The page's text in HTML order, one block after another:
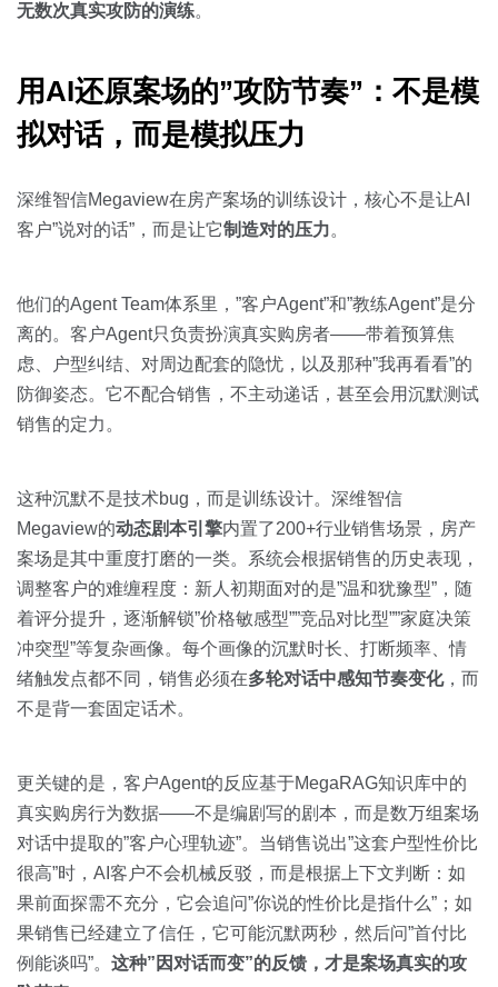
无数次真实攻防的演练。
用AI还原案场的”攻防节奏”：不是模
拟对话，而是模拟压力
深维智信Megaview在房产案场的训练设计，核心不是让AI
客户”说对的话”，而是让它制造对的压力。
他们的Agent Team体系里，”客户Agent”和”教练Agent”是分
离的。客户Agent只负责扮演真实购房者——带着预算焦
虑、户型纠结、对周边配套的隐忧，以及那种”我再看看”的
防御姿态。它不配合销售，不主动递话，甚至会用沉默测试
销售的定力。
这种沉默不是技术bug，而是训练设计。深维智信
Megaview的动态剧本引擎内置了200+行业销售场景，房产
案场是其中重度打磨的一类。系统会根据销售的历史表现，
调整客户的难缠程度：新人初期面对的是”温和犹豫型”，随
着评分提升，逐渐解锁”价格敏感型””竞品对比型””家庭决策
冲突型”等复杂画像。每个画像的沉默时长、打断频率、情
绪触发点都不同，销售必须在多轮对话中感知节奏变化，而
不是背一套固定话术。
更关键的是，客户Agent的反应基于MegaRAG知识库中的
真实购房行为数据——不是编剧写的剧本，而是数万组案场
对话中提取的”客户心理轨迹”。当销售说出”这套户型性价比
很高”时，AI客户不会机械反驳，而是根据上下文判断：如
果前面探需不充分，它会追问”你说的性价比是指什么”；如
果销售已经建立了信任，它可能沉默两秒，然后问”首付比
例能谈吗”。 这种”因对话而变”的反馈，才是案场真实的攻